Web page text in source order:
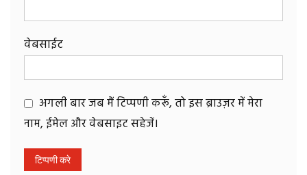
वेबसाईट
अगली बार जब मैं टिप्पणी करूँ, तो इस ब्राउज़र में मेरा
नाम, ईमेल और वेबसाइट सहेजें।